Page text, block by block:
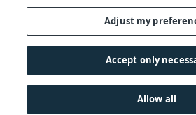
© 2001-2026 Renishaw plc. 保留所有
聯絡我們 | |
Adjust my
Accept only
Allow all